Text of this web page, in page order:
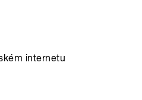
internetu